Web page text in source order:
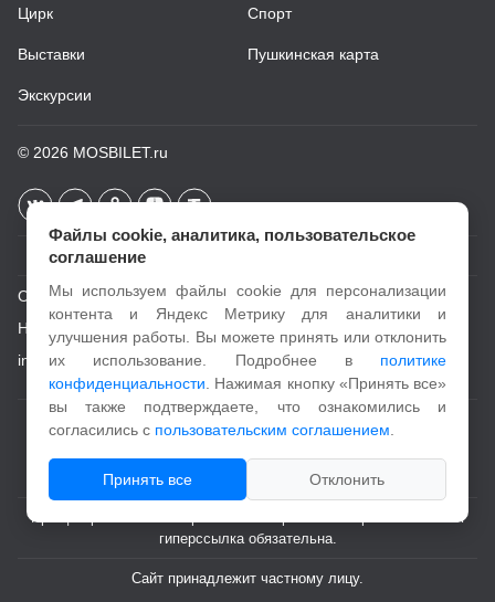
Цирк
Выставки
Экскурсии
Спорт
Пушкинская карта
© 2026 MOSBILET.ru
О проекте
Новости
info@mosbilet.ru
Пользовательское соглашение
Политика конфиденциальности
При цитировании и копировании материалов с портала активная
гиперссылка обязательна.
Сайт принадлежит частному лицу.
Файлы cookie, аналитика, пользовательское
соглашение
Мы используем файлы cookie для персонализации
контента и Яндекс Метрику для аналитики и
улучшения работы. Вы можете принять или отклонить
их использование. Подробнее в политике
конфиденциальности . Нажимая кнопку «Принять все»
вы также подтверждаете, что ознакомились и
согласились с пользовательским соглашением
Принять все Отклонить